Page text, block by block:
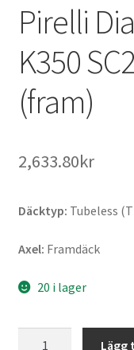
Pirelli
K350
(fram)
2,633.80kr
Däcktyp: Tubeless
Axel: Framdäck
20 i lager
Lägg